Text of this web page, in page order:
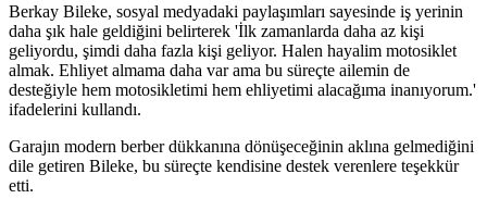
Berkay Bileke, sosyal medyadaki paylaşımları sayesinde iş yerinin
daha şık hale geldiğini belirterek 'İlk zamanlarda daha az kişi
geliyordu, şimdi daha fazla kişi geliyor. Halen hayalim motosiklet
almak. Ehliyet almama daha var ama bu süreçte ailemin de
desteğiyle hem motosikletimi hem ehliyetimi alacağıma inanıyorum.'
ifadelerini kullandı.
Garajın modern berber dükkanına dönüşeceğinin aklına gelmediğini
dile getiren Bileke, bu süreçte kendisine destek verenlere teşekkür
etti.